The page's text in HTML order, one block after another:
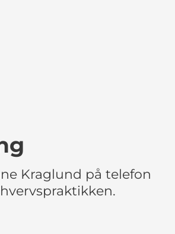
Kraglund på telefon